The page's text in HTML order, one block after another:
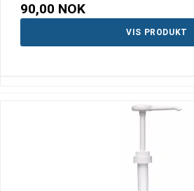
90,00 NOK
VIS PRODUKT